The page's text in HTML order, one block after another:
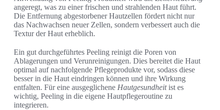
angeregt, was zu einer frischen und strahlenden Haut führt.
Die Entfernung abgestorbener Hautzellen fördert nicht nur
das Nachwachsen neuer Zellen, sondern verbessert auch die
Textur der Haut erheblich.
Ein gut durchgeführtes Peeling reinigt die Poren von
Ablagerungen und Verunreinigungen. Dies bereitet die Haut
optimal auf nachfolgende Pflegeprodukte vor, sodass diese
besser in die Haut eindringen können und ihre Wirkung
entfalten. Für eine ausgeglichene Hautgesundheitist es
wichtig, Peeling in die eigene Hautpflegeroutine zu
integrieren.